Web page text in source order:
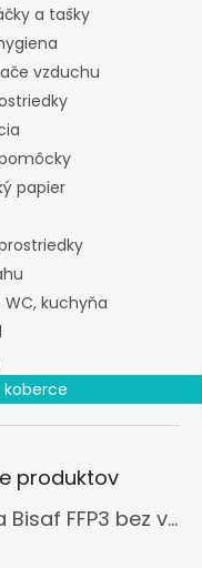
a tašky
vzduchu
papier
kuchyňa
koberce
produktov
Polomaska Bisaf FFP3 bez ventilčeka , balenie 15 ks
je 5 z 5 hviezdičiek.